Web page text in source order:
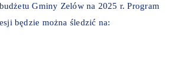
Gminy Zelów na 2025 r. Program
będzie można śledzić na: